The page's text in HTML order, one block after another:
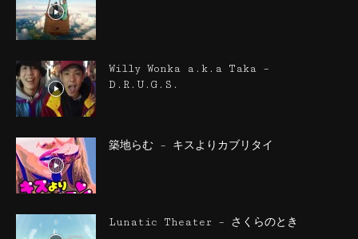
Willy Wonka a.k.a Taka –
D.R.U.G.S.
築地らむ – キスよりカブリタイ
Lunatic Theater – さくらのとき